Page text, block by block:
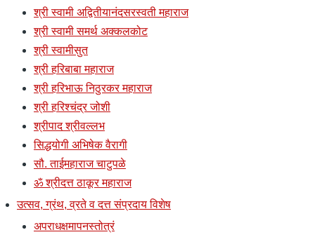
श्री स्वामी अद्वितीयानंदसरस्वती महाराज
श्री स्वामी समर्थ अक्कलकोट
श्री स्वामीसुत
श्री हरिबाबा महाराज
श्री हरिभाऊ निठुरकर महाराज
श्री हरिश्चंद्र जोशी
श्रीपाद श्रीवल्लभ
सिद्धयोगी अभिषेक वैरागी
सौ. ताईमहाराज चाटुपळे
ॐ श्रीदत्त ठाकूर महाराज
उत्सव, ग्रंथ, व्रते व दत्त संप्रदाय विशेष
अपराधक्षमापनस्तोत्रं